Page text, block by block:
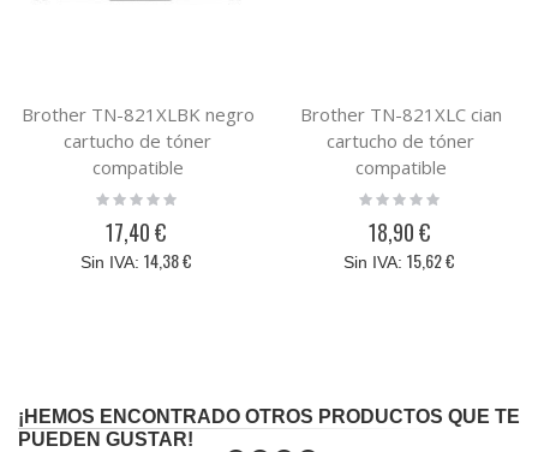
Brother TN-821XLBK negro
cartucho de tóner
compatible
Rating:
17,40 €
14,38 €
Brother TN-821XLC cian
cartucho de tóner
compatible
Rating:
18,90 €
15,62 €
¡HEMOS ENCONTRADO OTROS PRODUCTOS QUE TE
PUEDEN GUSTAR!